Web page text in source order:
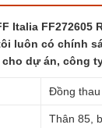
Italia
luôn có chính
cho dự án, công
Đồng thau
Thân 85,